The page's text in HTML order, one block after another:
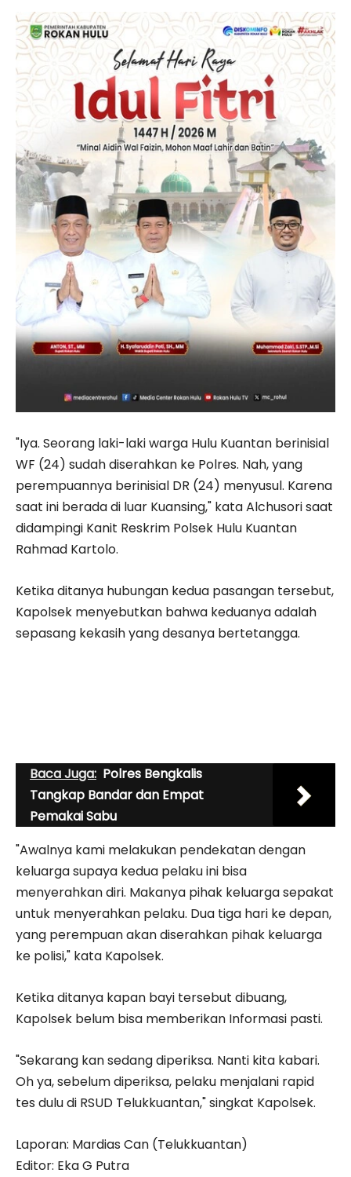
"Iya. Seorang laki-laki warga Hulu Kuantan berinisial
WF (24) sudah diserahkan ke Polres. Nah, yang
perempuannya berinisial DR (24) menyusul. Karena
saat ini berada di luar Kuansing," kata Alchusori saat
didampingi Kanit Reskrim Polsek Hulu Kuantan
Rahmad Kartolo.
Ketika ditanya hubungan kedua pasangan tersebut,
Kapolsek menyebutkan bahwa keduanya adalah
sepasang kekasih yang desanya bertetangga.
Baca Juga: Polres Bengkalis
Tangkap Bandar dan Empat
Pemakai Sabu
"Awalnya kami melakukan pendekatan dengan
keluarga supaya kedua pelaku ini bisa
menyerahkan diri. Makanya pihak keluarga sepakat
untuk menyerahkan pelaku. Dua tiga hari ke depan,
yang perempuan akan diserahkan pihak keluarga
ke polisi," kata Kapolsek.
Ketika ditanya kapan bayi tersebut dibuang,
Kapolsek belum bisa memberikan Informasi pasti.
"Sekarang kan sedang diperiksa. Nanti kita kabari.
Oh ya, sebelum diperiksa, pelaku menjalani rapid
tes dulu di RSUD Telukkuantan," singkat Kapolsek.
Laporan: Mardias Can (Telukkuantan)
Editor: Eka G Putra